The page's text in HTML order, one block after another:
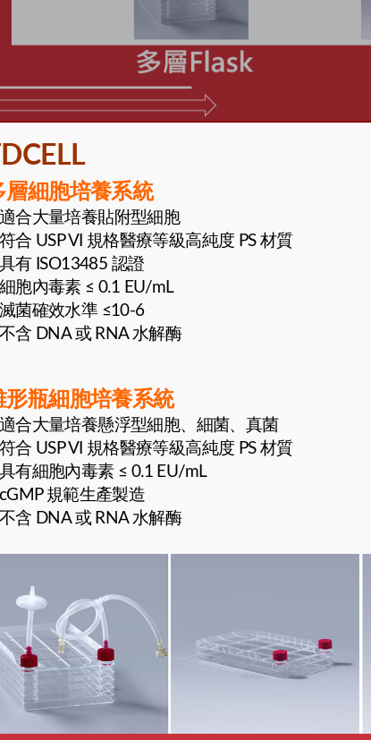
層細胞培養系統
合大量培養貼附型細胞
合 USP VI 規格醫療等級高純度 PS 材質
有 ISO13485 認證
胞內毒素 ≤ 0.1 EU/mL
菌確效水準 ≤10-6
含 DNA 或 RNA 水解酶
形瓶細胞培養系統
合大量培養懸浮型細胞、細菌、真菌
合 USP VI 規格醫療等級高純度 PS 材質
有細胞內毒素 ≤ 0.1 EU/mL
規範生產製造
含 DNA 或 RNA 水解酶